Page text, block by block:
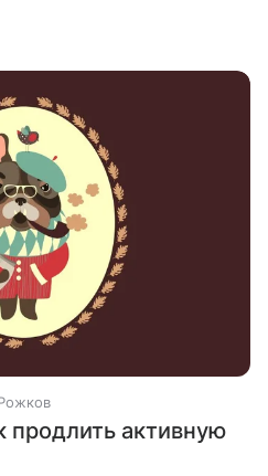
продлить активную